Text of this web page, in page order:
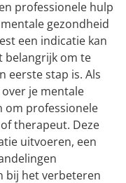
professionele hulp
gezondheid
een indicatie kan
belangrijk om te
eerste stap is. Als
je mentale
om professionele
therapeut. Deze
uitvoeren, een
bij het verbeteren